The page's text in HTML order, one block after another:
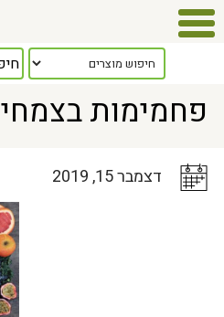
כלל המאמרים> פחמימות
פחמימות
דצמבר 15, 2019